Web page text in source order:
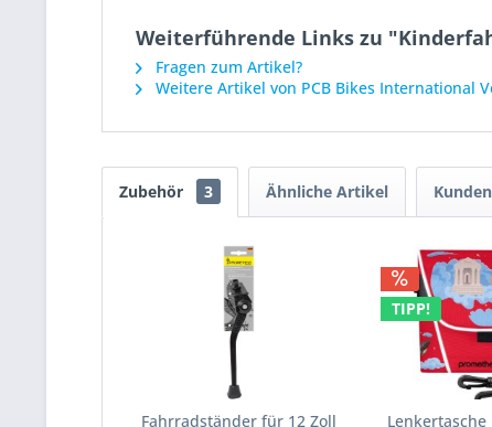
Weiterführende Links zu
Fragen zum Artikel?
Weitere Artikel von PCB Bikes International
Zubehör 3 Ähnliche Artikel
Fahrradständer für 12 Zoll
TIPP!